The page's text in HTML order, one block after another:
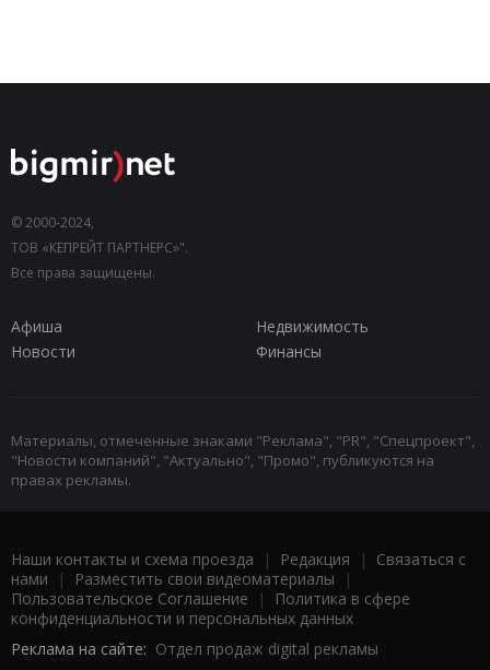
© 2000-2024,
ТОВ «КЕПРЕЙТ ПАРТНЕРС»".
Все права защищены.
Афиша
Недвижимость
Новости
Финансы
Материалы, отмеченные знаками "Реклама", "PR", "Спецпроект",
"Новости компаний", "Актуально", "Промо", публикуются на
правах рекламы.
Наши контакты и схема проезда | Редакция | Связаться с
нами | Разместить свои видеоматериалы |
Пользовательское Соглашение |
Политика в сфере
конфиденциальности и персональных данных
Реклама на сайте: Отдел продаж digital рекламы